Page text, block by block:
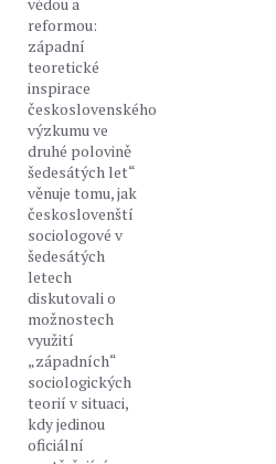
reformou:
západní
teoretické
inspirace
československého
výzkumu ve
druhé polovině
šedesátých let“
věnuje tomu, jak
českoslovenští
sociologové v
šedesátých
letech
diskutovali o
možnostech
využití
„západních“
sociologických
teorií v situaci,
kdy jedinou
oficiální